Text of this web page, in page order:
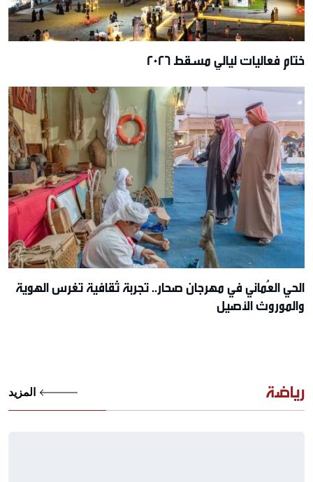
ختام فعاليات ليالي مسقط 2026
الحي العُماني في مهرجان صحار.. تجربة ثقافية تغرس الهوية
والموروث الأصيل
رياضة المزيد